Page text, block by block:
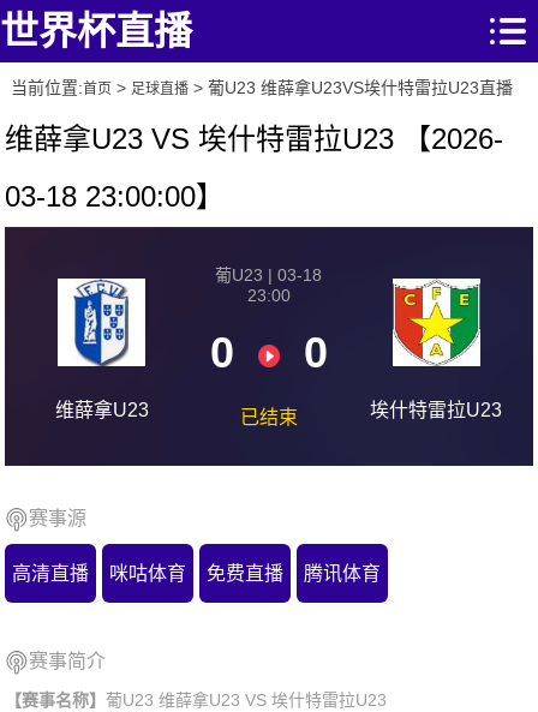
世界杯直播
当前位置:首页> 足球直播> 葡U23 维薛拿U23VS埃什特雷拉U23直播
维薛拿U23 VS 埃什特雷拉U23 【2026-
03-18 23:00:00】
维薛拿U23
葡U23 | 03-18
23:00
0 0
已结束 埃什特雷拉U23
赛事源
高清直播 咪咕体育 免费直播 腾讯体育
赛事简介
【赛事名称】葡U23 维薛拿U23 VS 埃什特雷拉U23